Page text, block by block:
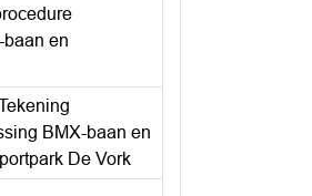
en
BMX-baan en
De Vork